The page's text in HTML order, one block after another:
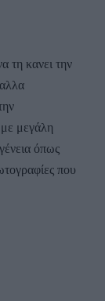
τη κανει την
μεγάλη
όπως
που